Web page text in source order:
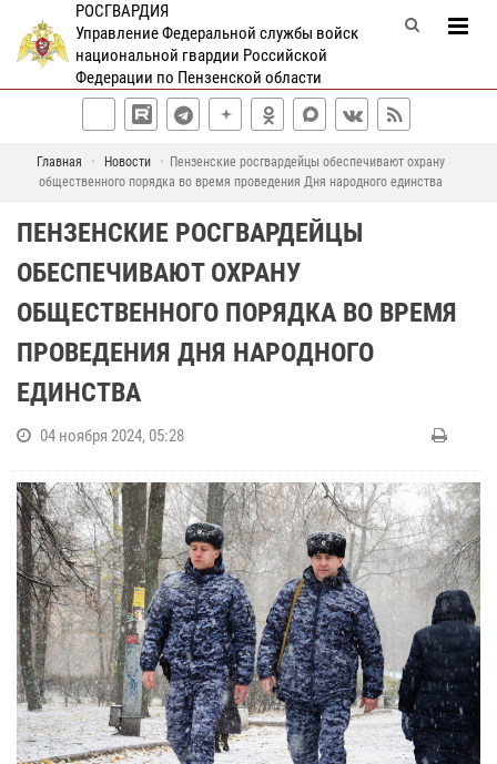
РОСГВАРДИЯ
Управление Федеральной службы войск
национальной гвардии Российской
Федерации по Пензенской области
Главная Новости
Пензенские росгвардейцы обеспечивают охрану
общественного порядка во время проведения Дня народного единства
ПЕНЗЕНСКИЕ РОСГВАРДЕЙЦЫ
ОБЕСПЕЧИВАЮТ ОХРАНУ
ОБЩЕСТВЕННОГО ПОРЯДКА ВО ВРЕМЯ
ПРОВЕДЕНИЯ ДНЯ НАРОДНОГО
ЕДИНСТВА
04 ноября 2024, 05:28